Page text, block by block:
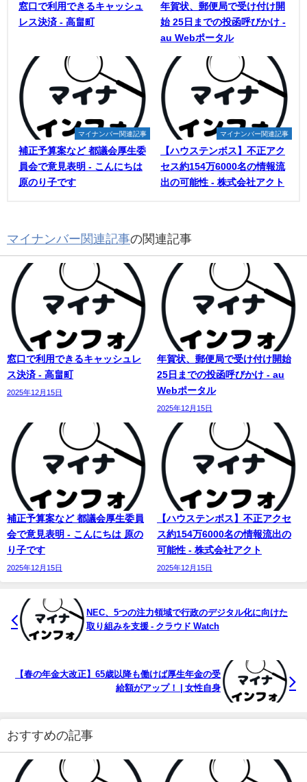
窓口で利用できるキャッシュ
レス決済 - 高畠町
年賀状、郵便局で受け付け開
始 25日までの投函呼びかけ -
au Webポータル
マイナンバー関連記事
補正予算案など 都議会厚生委
員会で意見表明 - こんにちは
原のり子です
マイナンバー関連記事
【ハウステンボス】不正アク
セス約154万6000名の情報流
出の可能性 - 株式会社アクト
マイナンバー関連記事の関連記事
窓口で利用できるキャッシュレ
ス決済 - 高畠町
2025年12月15日
年賀状、郵便局で受け付け開始
25日までの投函呼びかけ - au
Webポータル
2025年12月15日
補正予算案など 都議会厚生委員
会で意見表明 - こんにちは 原の
り子です
2025年12月15日
【ハウステンボス】不正アクセ
ス約154万6000名の情報流出の
可能性 - 株式会社アクト
2025年12月15日
NEC、5つの注力領域で行政のデジタル化に向けた
取り組みを支援 - クラウド Watch
【春の年金大改正】65歳以降も働けば厚生年金の受
給額がアップ！ | 女性自身
おすすめの記事